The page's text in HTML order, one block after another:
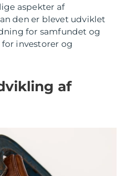
aspekter af
den er blevet udviklet
for samfundet og
for investorer og
af